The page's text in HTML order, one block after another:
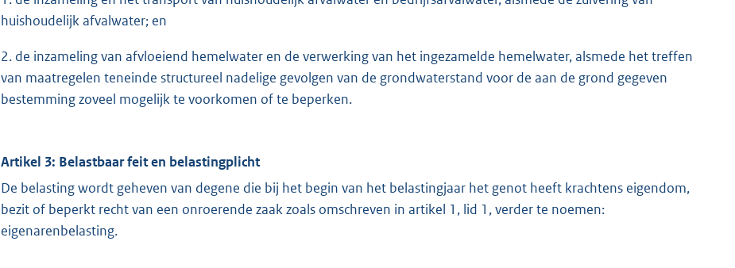
huishoudelijk afvalwater; en
2. de inzameling van afvloeiend hemelwater en de verwerking van het ingezamelde hemelwater, alsmede het treffen
van maatregelen teneinde structureel nadelige gevolgen van de grondwaterstand voor de aan de grond gegeven
bestemming zoveel mogelijk te voorkomen of te beperken.
Artikel 3: Belastbaar feit en belastingplicht
De belasting wordt geheven van degene die bij het begin van het belastingjaar het genot heeft krachtens eigendom,
bezit of beperkt recht van een onroerende zaak zoals omschreven in artikel 1, lid 1, verder te noemen:
eigenarenbelasting.